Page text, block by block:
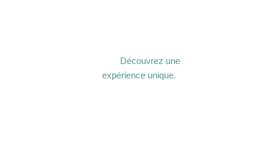
Découvrez une
expérience unique.